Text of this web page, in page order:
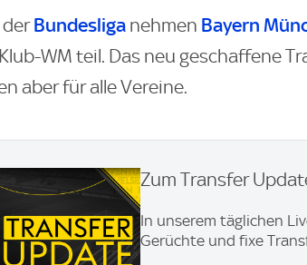
derBundesliga nehmen Bayern
WM teil. Das neu geschaffene
aber für alle Vereine.
Zum Transfer
In unserem täglichen
Gerüchte und fixe